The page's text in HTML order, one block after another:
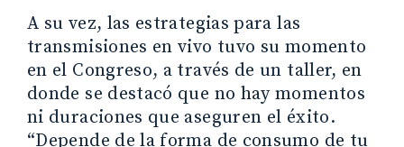
A su vez, las estrategias para las
transmisiones en vivo tuvo su momento
en el Congreso, a través de un taller, en
donde se destacó que no hay momentos
ni duraciones que aseguren el éxito.
“Depende de la forma de consumo de tu